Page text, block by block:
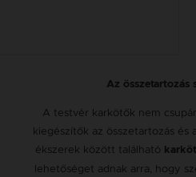
Az összetartozás
A testvér karkötők nem
kiegészítők az összetartozás és
ékszerek között található
lehetőséget adnak arra, hogy